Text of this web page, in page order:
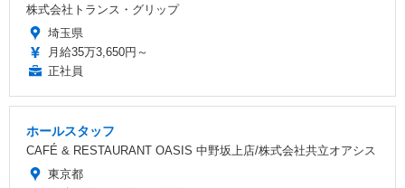
株式会社トランス・グリップ
埼玉県
月給35万3,650円～
正社員
ホールスタッフ
CAFÉ & RESTAURANT OASIS 中野坂上店/株式会社共立オアシス
東京都